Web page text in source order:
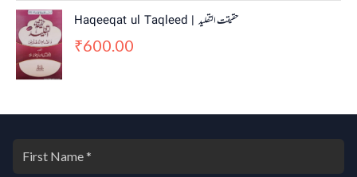
Haqeeqat ul Taqleed | حقیقت التقلید
₹600.00